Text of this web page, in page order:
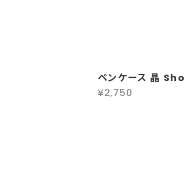
ペンケース 晶 Sho
¥2,750